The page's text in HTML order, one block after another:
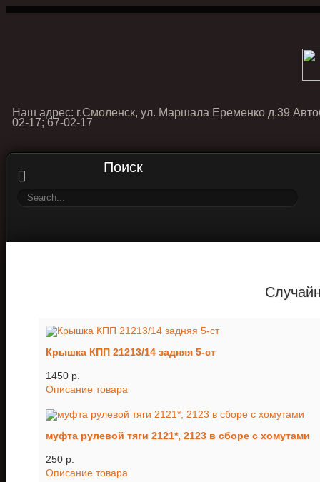
Наш адрес: г.Смоленск, ул. Маршала Еременко д.39
02-17; 67-02-17
Поиск
Крышка КПП 21213/14 задняя 5-ст
1450 p.
Описание товара
муфта рулевой тяги 2121*, 2123 в сборе с хомутами
250 p.
Описание товара